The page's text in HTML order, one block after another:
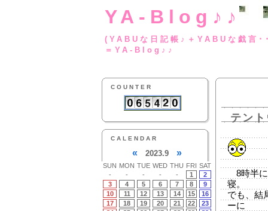
YA-Blog♪♪
(YABUな日記帳♪
＝YA-Blog♪♪
COUNTER
CALENDAR
« 2023.9 »
SUN MON TUE WED THU FRI SAT
-
- - - - 1
2
3
4 5 6 7 8
9
10
11 12 13 14 15
16
17
18 19 20 21 22
23
テン
8時半に
寝。
でも、結
ーに